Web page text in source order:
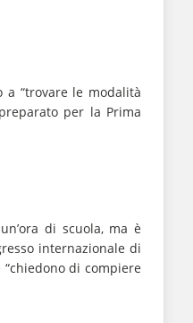
a “trovare le modalità
per la Prima
di scuola, ma è
internazionale di
di compiere